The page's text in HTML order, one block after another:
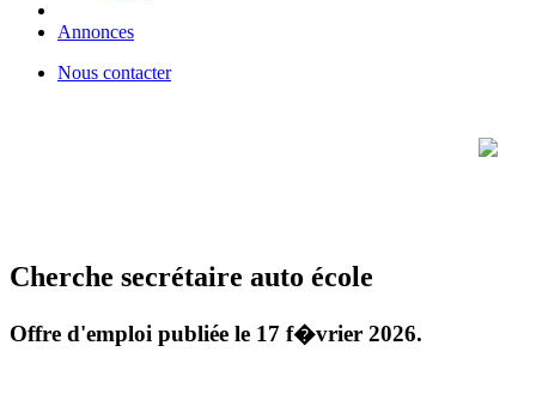
Annonces
Nous contacter
Cherche secrétaire auto école
Offre d'emploi publiée le 17 f�vrier 2026.